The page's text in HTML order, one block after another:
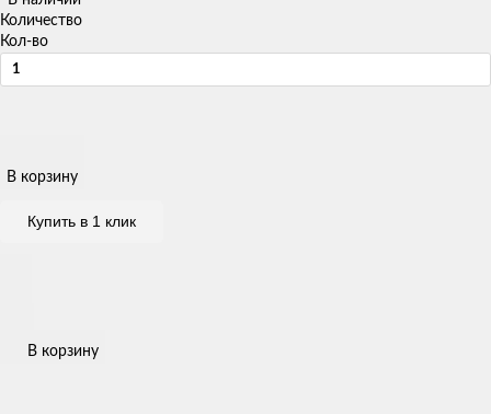
Количество
Кол-во
В корзину
Купить в 1 клик
В корзину